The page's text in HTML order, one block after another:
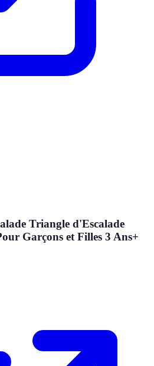
Triangle d'Escalade
Garçons et Filles 3 Ans+